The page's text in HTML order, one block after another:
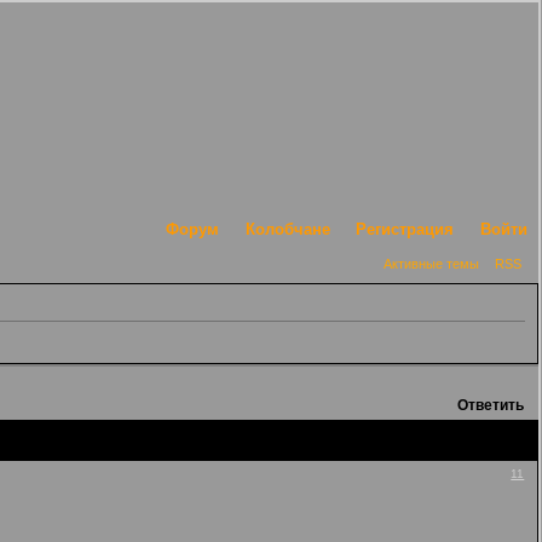
Форум Колобчане Регистрация Войти
Активные темы RSS
Ответить
11